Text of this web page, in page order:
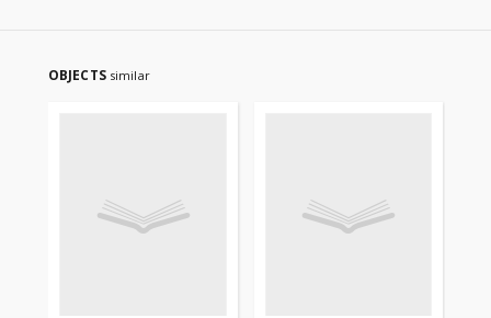
OBJECTS similar